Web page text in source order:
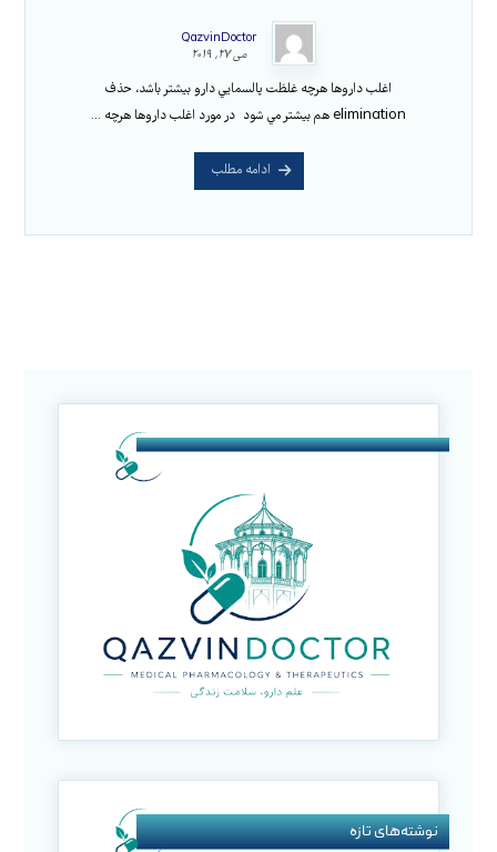
QazvinDoctor
می ۲۷, ۲۰۱۹
اغلب داروها هرچه غلظت پالسمايي دارو بيشتر باشد، حذف
elimination هم بيشتر مي شود در مورد اغلب داروها هرچه ...
ادامه مطلب
نوشته‌های تازه